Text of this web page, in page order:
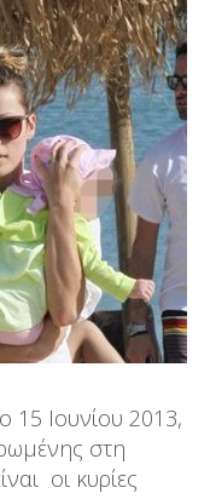
15 Ιουνίου 2013,
στη
οι κυρίες